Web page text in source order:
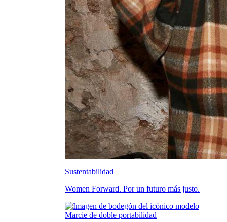
Sustentabilidad
Women Forward. Por un futuro más justo.